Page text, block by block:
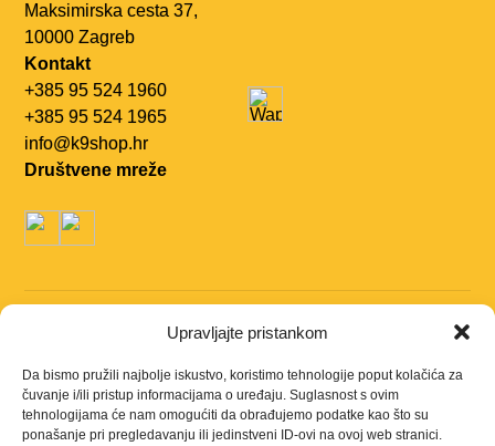
Upravljajte pristankom
Da bismo pružili najbolje iskustvo, koristimo tehnologije poput kolačića za
čuvanje i/ili pristup informacijama o uređaju. Suglasnost s ovim
tehnologijama će nam omogućiti da obrađujemo podatke kao što su
ponašanje pri pregledavanju ili jedinstveni ID-ovi na ovoj web stranici.
Maksimirska cesta 37,
10000 Zagreb
Kontakt
+385 95 524 1960
+385 95 524 1965
info@k9shop.hr
Uvjeti korištenja
Politika kolačića (EU)
Politika privatnosti
Društvene mreže